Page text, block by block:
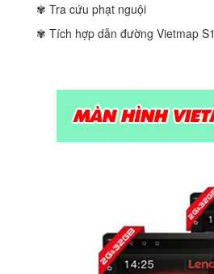
✾ Tra cứu phạt nguội
✾ Tích hợp dẫn đường Vietmap S1